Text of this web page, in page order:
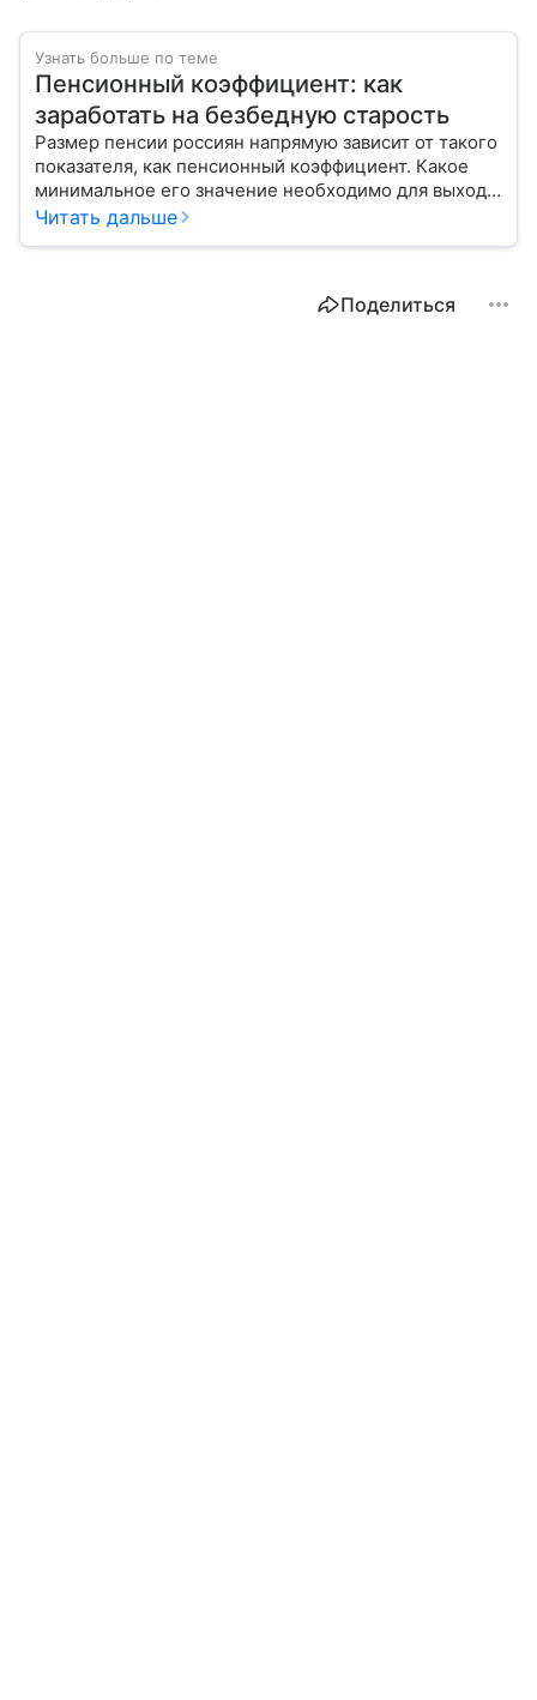
Узнать больше по теме
Пенсионный коэффициент: как
заработать на безбедную старость
Размер пенсии россиян напрямую зависит от такого
показателя, как пенсионный коэффициент. Какое
минимальное его значение необходимо для выхода
на заслуженный отдых, расскажем в материале с
Читать дальше
Поделиться